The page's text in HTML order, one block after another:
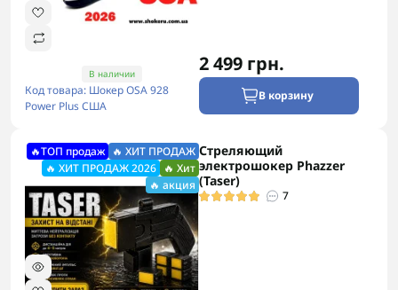
В наличии
Код товара: Шокер OSA 928
Power Plus США
2 499 грн.
В корзину
🔥ТОП продаж 🔥 ХИТ ПРОДАЖ
🔥 ХИТ ПРОДАЖ 2026 🔥 Хит
🔥 акция
Стреляющий
электрошокер Phazzer
(Taser)
7